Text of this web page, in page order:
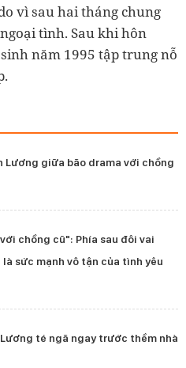
vì sau hai tháng chung
tình. Sau khi hôn
năm 1995 tập trung nỗ
Lương giữa bão drama với chồng
chồng cũ": Phía sau đôi vai
sức mạnh vô tận của tình yêu
té ngã ngay trước thềm nhà